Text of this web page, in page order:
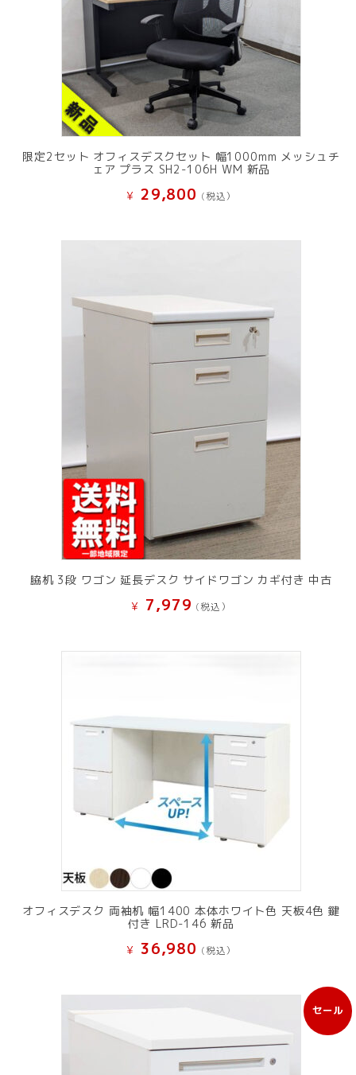
限定2セット オフィスデスクセット 幅1000mm メッシュチ
ェア プラス SH2-106H WM 新品
¥ 29,800 (税込）
脇机 3段 ワゴン 延長デスク サイドワゴン カギ付き 中古
¥ 7,979 (税込）
オフィスデスク 両袖机 幅1400 本体ホワイト色 天板4色 鍵
付き LRD-146 新品
¥ 36,980 (税込）
セール
販
売